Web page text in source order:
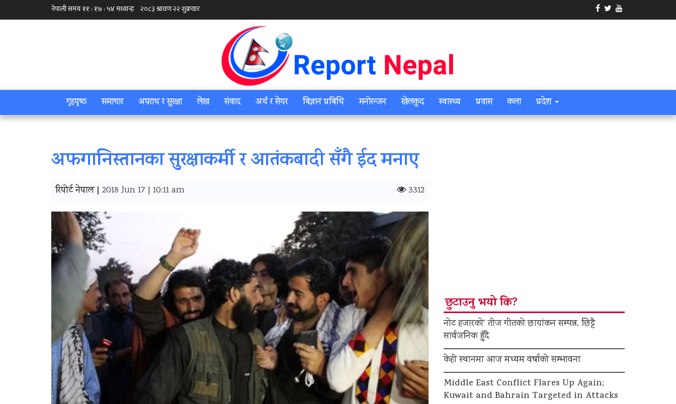
गृहपृष्‍ठ समाचार अपराध र सुरक्षा लेख संवाद अर्थ र सेयर बिज्ञान प्रबिधि मनोरन्जन खेलकुद स्वास्थ्य प्रवास कला प्रदेश
अफगानिस्तानका सुरक्षाकर्मी र आतंकबादी सँगै ईद मनाए
रिपोर्ट नेपाल | 2018 Jun 17 | 10:11 am 3312
छुटाउनु भयो कि?
नोट हजारको’ तीज गीतको छायांकन सम्पन्न, छिट्टै
सार्वजनिक हुँदै
केही स्थानमा आज मध्यम वर्षाको सम्भावना
Middle East Conflict Flares Up Again;
Kuwait and Bahrain Targeted in Attacks